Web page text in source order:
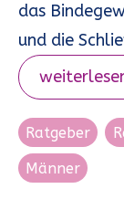
das
und die
Ratgeber
Männer